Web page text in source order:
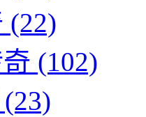
(22)
(102)
(23)